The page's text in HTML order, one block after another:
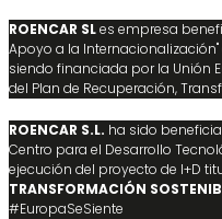
ROENCAR SLes empresa
Apoyo a la
siendo financiada por la Unión
del Plan de Recuperación,
ROENCAR S.L. ha sido
Centro para el Desarrollo
ejecución del proyecto de I+D
TRANSFORMACIÓN
#EuropaSeSiente